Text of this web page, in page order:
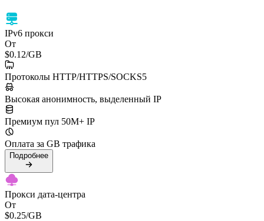
IPv6 прокси
От
$0.12/GB
Протоколы HTTP/HTTPS/SOCKS5
Высокая анонимность, выделенный IP
Премиум пул 50M+ IP
Оплата за GB трафика
Подробнее
Прокси дата-центра
От
$0.25/GB